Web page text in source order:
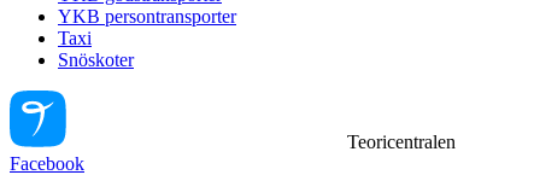
YKB persontransporter
Taxi
Snöskoter
Teoricentralen
Facebook